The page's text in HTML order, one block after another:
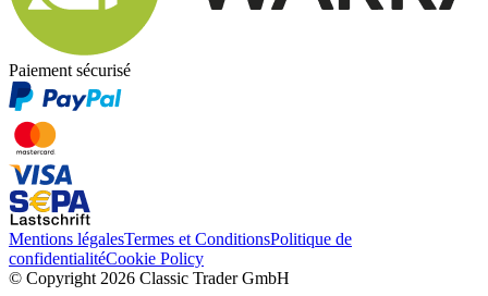
Paiement sécurisé
Mentions légalesTermes et ConditionsPolitique de
confidentialitéCookie Policy
© Copyright 2026 Classic Trader GmbH